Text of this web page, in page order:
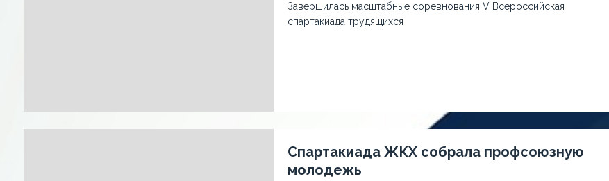
Завершилась масштабные соревнования V Всероссийская
спартакиада трудящихся
Спартакиада ЖКХ собрала профсоюзную
молодежь